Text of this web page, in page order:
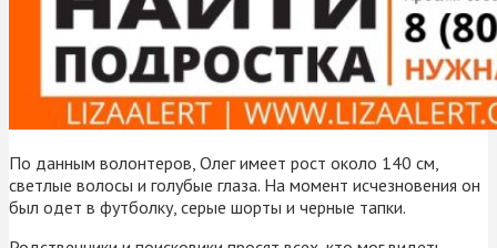
По данным волонтеров, Олег имеет рост около 140 см,
светлые волосы и голубые глаза. На момент исчезновения он
был одет в футболку, серые шорты и черные тапки.